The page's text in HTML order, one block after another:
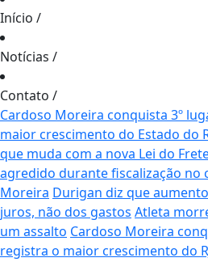
Início /
Notícias /
Contato /
Cardoso Moreira conquista 3º
maior crescimento do Estado do
que muda com a nova Lei do
agredido durante fiscalização no
Moreira Durigan diz que
juros, não dos gastos Atleta
um assalto Cardoso Moreira
registra o maior crescimento do